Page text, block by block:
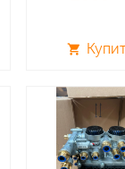
shopping_cart